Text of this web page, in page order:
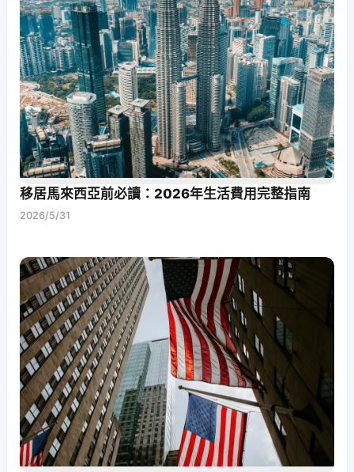
移居馬來西亞前必讀：2026年生活費用完整指南
2026/5/31